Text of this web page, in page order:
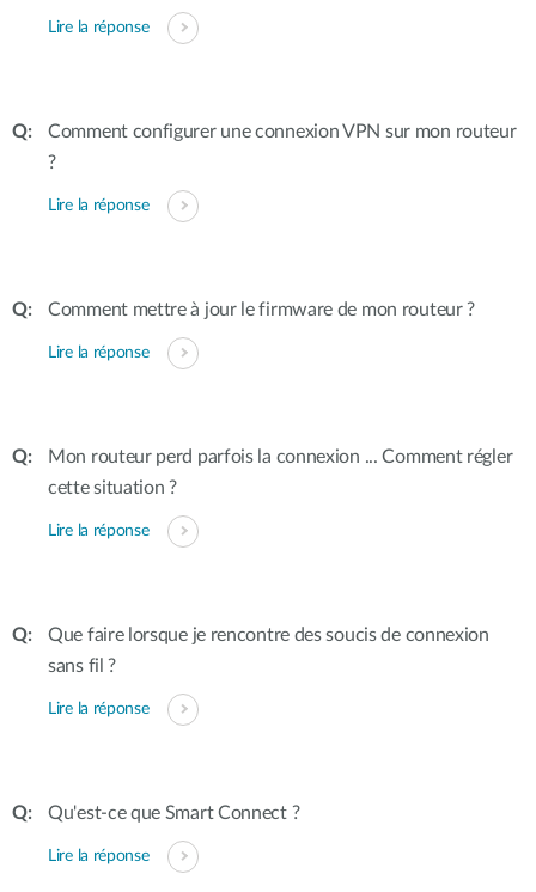
Lire la réponse
Comment configurer une connexion VPN sur mon routeur
?
Lire la réponse
Comment mettre à jour le firmware de mon routeur ?
Lire la réponse
Mon routeur perd parfois la connexion ... Comment régler
cette situation ?
Lire la réponse
Que faire lorsque je rencontre des soucis de connexion
sans fil ?
Lire la réponse
Qu'est-ce que Smart Connect ?
Lire la réponse